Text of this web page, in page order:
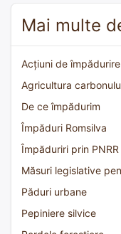
Mai multe
Acțiuni de împădurire
Agricultura
De ce împădurim
Împăduri Romsilva
Împăduriri prin PNRR
Măsuri legislative
Păduri urbane
Pepiniere silvice